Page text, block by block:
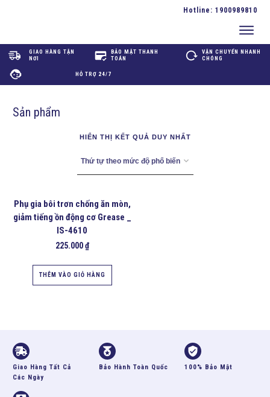
Hotline: 1900989810
GIAO HÀNG TẬN
NƠI
BẢO MẬT THANH
TOÁN
VẬN CHUYỂN NHANH
CHÓNG
HỖ TRỢ 24/7
Sản phẩm
HIỂN THỊ KẾT QUẢ DUY NHẤT
Phụ gia bôi trơn chống ăn mòn,
giảm tiếng ồn động cơ Grease _
IS-4610
225.000₫
THÊM VÀO GIỎ HÀNG
Giao Hàng Tất Cả
Các Ngày
Bảo Hành Toàn Quốc 100% Bảo Mật